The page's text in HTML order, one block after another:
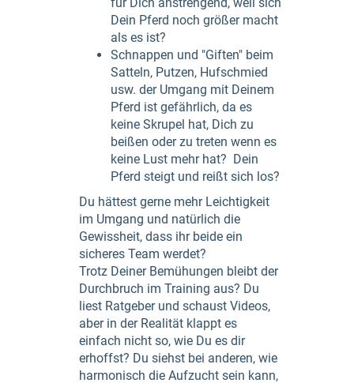
Dein Pferd noch größer macht
als es ist?
Schnappen und "Giften" beim
Satteln, Putzen, Hufschmied
usw. der Umgang mit Deinem
Pferd ist gefährlich, da es
keine Skrupel hat, Dich zu
beißen oder zu treten wenn es
keine Lust mehr hat? Dein
Pferd steigt und reißt sich los?
Du hättest gerne mehr Leichtigkeit
im Umgang und natürlich die
Gewissheit, dass ihr beide ein
sicheres Team werdet?
Trotz Deiner Bemühungen bleibt der
Durchbruch im Training aus? Du
liest Ratgeber und schaust Videos,
aber in der Realität klappt es
einfach nicht so, wie Du es dir
erhoffst? Du siehst bei anderen, wie
harmonisch die Aufzucht sein kann,